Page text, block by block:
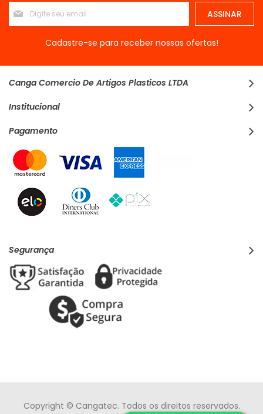
Inscreva-
se
na
Newsletter:
ASSINAR
Cadastre-se para receber nossas ofertas!
Canga Comercio De Artigos Plasticos LTDA
Institucional
Pagamento
Segurança
Copyright © Cangatec. Todos os direitos reservados.